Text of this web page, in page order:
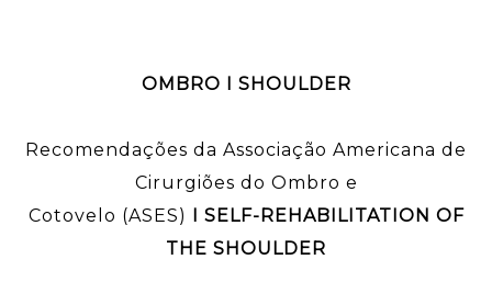
OMBRO I SHOULDER
Recomendações da Associação Americana de
Cirurgiões do Ombro e
Cotovelo (ASES) I SELF-REHABILITATION OF
THE SHOULDER